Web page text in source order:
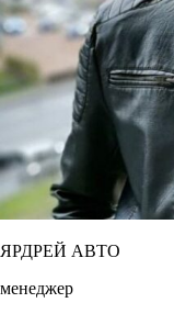
ЯРДРЕЙ АВТО
менеджер